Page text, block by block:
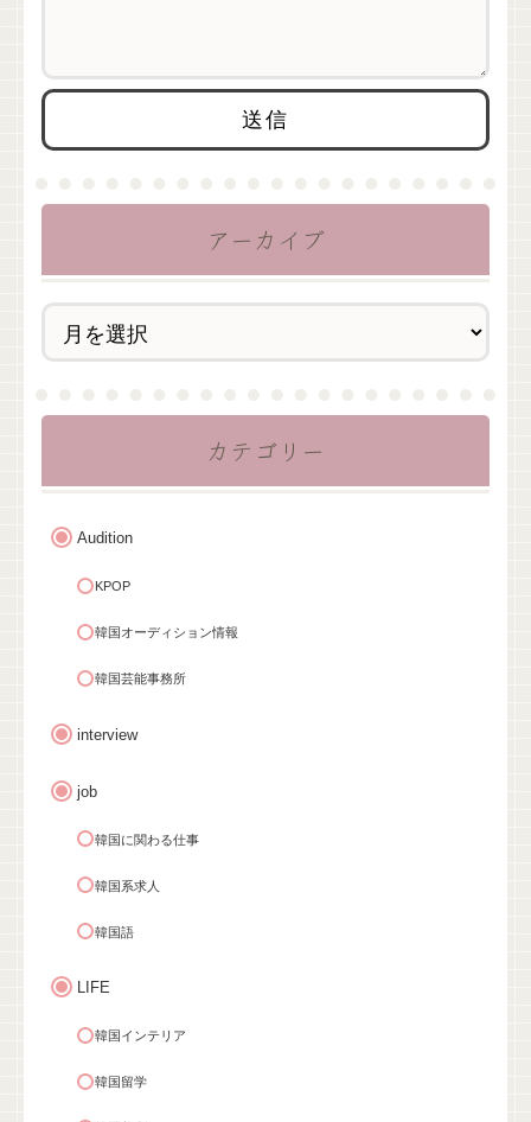
アーカイブ
カテゴリー
Audition
KPOP
韓国オーディション情報
韓国芸能事務所
interview
job
韓国に関わる仕事
韓国系求人
韓国語
LIFE
韓国インテリア
韓国留学